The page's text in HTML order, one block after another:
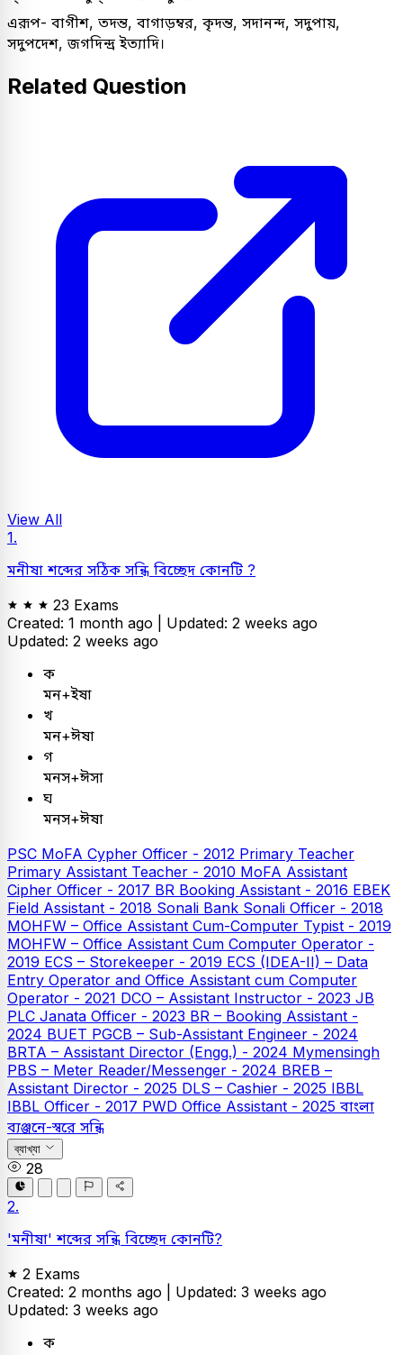
এরূপ- বাগীশ, তদন্ত, বাগাড়ম্বর, কৃদন্ত, সদানন্দ, সদুপায়,
সদুপদেশ, জগদিন্দ্ৰ ইত্যাদি।
Related Question
View All
1.
মনীষা শব্দের সঠিক সন্ধি বিচ্ছেদ কোনটি ?
23 Exams
Created: 1 month ago | Updated: 2 weeks ago
Updated: 2 weeks ago
ক
মন+ইষা
খ
মন+ঈষা
গ
মনস+ঈসা
ঘ
মনস+ঈষা
PSC MoFA Cypher Officer - 2012 Primary Teacher
Primary Assistant Teacher - 2010 MoFA Assistant
Cipher Officer - 2017 BR Booking Assistant - 2016 EBEK
Field Assistant - 2018 Sonali Bank Sonali Officer - 2018
MOHFW – Office Assistant Cum-Computer Typist - 2019
MOHFW – Office Assistant Cum Computer Operator -
2019 ECS – Storekeeper - 2019 ECS (IDEA-II) – Data
Entry Operator and Office Assistant cum Computer
Operator - 2021 DCO – Assistant Instructor - 2023 JB
PLC Janata Officer - 2023 BR – Booking Assistant -
2024 BUET PGCB – Sub-Assistant Engineer - 2024
BRTA – Assistant Director (Engg.) - 2024 Mymensingh
PBS – Meter Reader/Messenger - 2024 BREB –
Assistant Director - 2025 DLS – Cashier - 2025 IBBL
IBBL Officer - 2017 PWD Office Assistant - 2025 বাংলা
ব্যঞ্জনে-স্বরে সন্ধি
ব্যাখ্যা
28
2.
'মনীষা' শব্দের সন্ধি বিচ্ছেদ কোনটি?
2 Exams
Created: 2 months ago | Updated: 3 weeks ago
Updated: 3 weeks ago
ক